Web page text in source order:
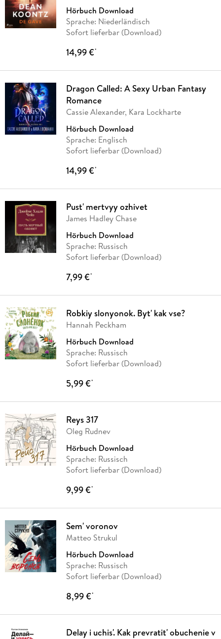
Hörbuch Download
Sprache: Niederländisch
Sofort lieferbar (Download)
14,99 €*
Dragon Called: A Sexy Urban Fantasy
Romance
Cassie Alexander, Kara Lockharte
Hörbuch Download
Sprache: Englisch
Sofort lieferbar (Download)
14,99 €*
Pust' mertvyy ozhivet
James Hadley Chase
Hörbuch Download
Sprache: Russisch
Sofort lieferbar (Download)
7,99 €*
Robkiy slonyonok. Byt' kak vse?
Hannah Peckham
Hörbuch Download
Sprache: Russisch
Sofort lieferbar (Download)
5,99 €*
Reys 317
Oleg Rudnev
Hörbuch Download
Sprache: Russisch
Sofort lieferbar (Download)
9,99 €*
Sem' voronov
Matteo Strukul
Hörbuch Download
Sprache: Russisch
Sofort lieferbar (Download)
8,99 €*
Delay i uchis'. Kak prevratit' obuchenie v